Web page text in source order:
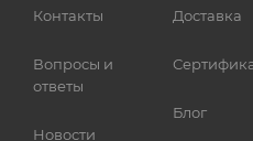
Контакты
Вопросы и
ответы
Новости
Доставка
Блог